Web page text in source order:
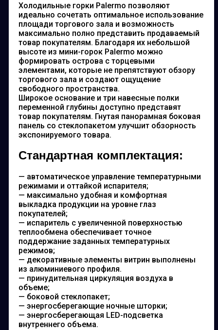
Холодильные горки Palermo позволяют
идеально сочетать оптимальное использование
площади торгового зала и возможность
максимально полно представить продаваемый
товар покупателям. Благодаря их небольшой
высоте из мини-горок Palermo можно
формировать острова с торцевыми
элементами, которые не препятствуют обзору
торгового зала и создают ощущение
свободного пространства.
Широкое основание и три навесные полки
переменной глубины доступно представят
товар покупателям. Гнутая панорамная боковая
панель со стеклопакетом улучшит обзорность
экспонируемого товара.
Стандартная комплектация:
— автоматическое управление температурными
режимами и оттайкой испарителя;
— максимально удобная и комфортная
выкладка продукции на уровне глаз
покупателей;
— испаритель с увеличенной поверхностью
теплообмена обеспечивает точное
поддержание заданных температурных
режимов;
— декоративные элементы витрин выполнены
из алюминиевого профиля.
— принудительная циркуляция воздуха в
объеме;
— боковой стеклопакет;
— энергосберегающие ночные шторки;
— энергосберегающая LED-подсветка
внутреннего объема.